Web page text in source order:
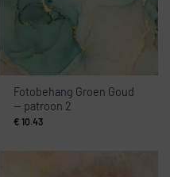
Fotobehang Groen Goud
— patroon 2
€ 10.43